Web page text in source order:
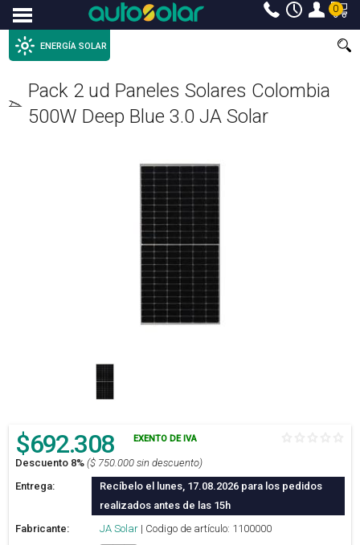
Menu 0
ENERGÍA SOLAR
Pack 2 ud Paneles Solares Colombia
500W Deep Blue 3.0 JA Solar
$692.308 EXENTO DE IVA
Descuento 8% ($ 750.000 sin descuento)
Entrega:
Recíbelo el lunes, 17.08.2026 para los pedidos
realizados antes de las 15h
Fabricante:
JA Solar | Codigo de artículo: 1100000